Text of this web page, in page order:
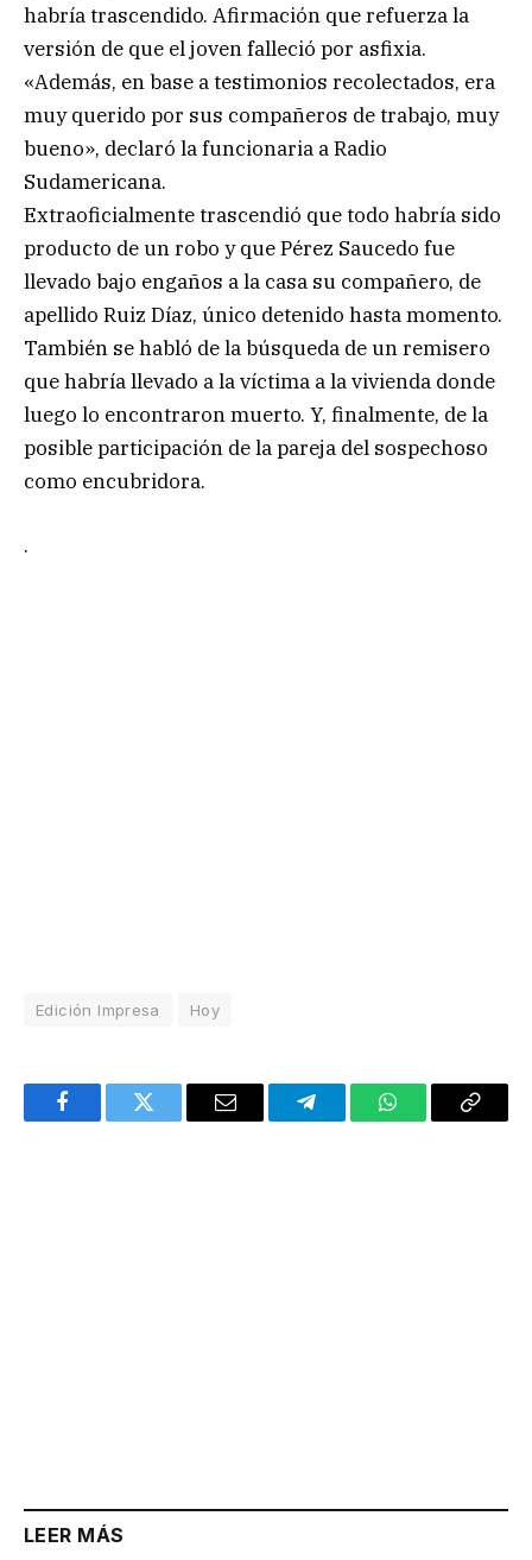
habría trascendido. Afirmación que refuerza la
versión de que el joven falleció por asfixia.
«Además, en base a testimonios recolectados, era
muy querido por sus compañeros de trabajo, muy
bueno», declaró la funcionaria a Radio
Sudamericana.
Extraoficialmente trascendió que todo habría sido
producto de un robo y que Pérez Saucedo fue
llevado bajo engaños a la casa su compañero, de
apellido Ruiz Díaz, único detenido hasta momento.
También se habló de la búsqueda de un remisero
que habría llevado a la víctima a la vivienda donde
luego lo encontraron muerto. Y, finalmente, de la
posible participación de la pareja del sospechoso
como encubridora.
.
Edición Impresa Hoy
FacebookTwitter Email TelegramWhatsAppCopy
LEER MÁS